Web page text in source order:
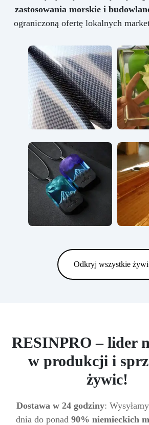
zastosowania morskie i
ograniczoną ofertę lokalnych
Odkryj wszystkie
RESINPRO – lider
w produkcji i
żywic!
Dostawa w 24 godziny:
dnia do ponad 90% niemieckich